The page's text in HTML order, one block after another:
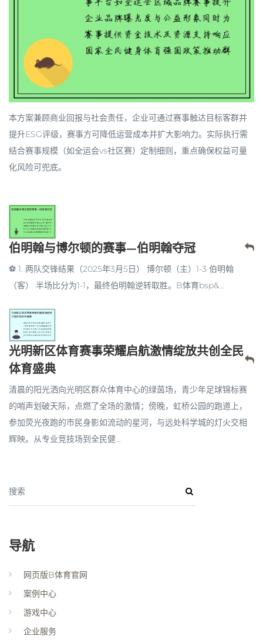
本方案兼顾商业回报与社会责任，企业可通过赛事触达目标客群并
提升ESG评级，赛事方可降低运营成本并扩大影响力。实际执行需
结合赛事规模（如全运会vs社区赛）定制细则，重点确保权益可量
化风险可兜底。
伯明翰与博尔顿的赛事—伯明翰夺冠
⚽ 1. 两队交锋结果（2025年3月5日） 博尔顿（主）1-3 伯明翰
（客） 半场比分为1-1，最终伯明翰逆转取胜。B体育bsp&...
光明新区体育赛事荣耀启航激情绽放共创全民
体育盛典
清晨的阳光洒向光明区群众体育中心的绿茵场，青少年足球锦标赛
的哨声划破天际，点燃了全场的激情；傍晚，虹桥公园的跑道上，
参加荧光夜跑的市民身影如流动的星河，与远处科学城的灯火交相
辉映。从专业竞技场到全民健...
搜索
导航
网页版B体育官网
案例中心
游戏中心
企业服务